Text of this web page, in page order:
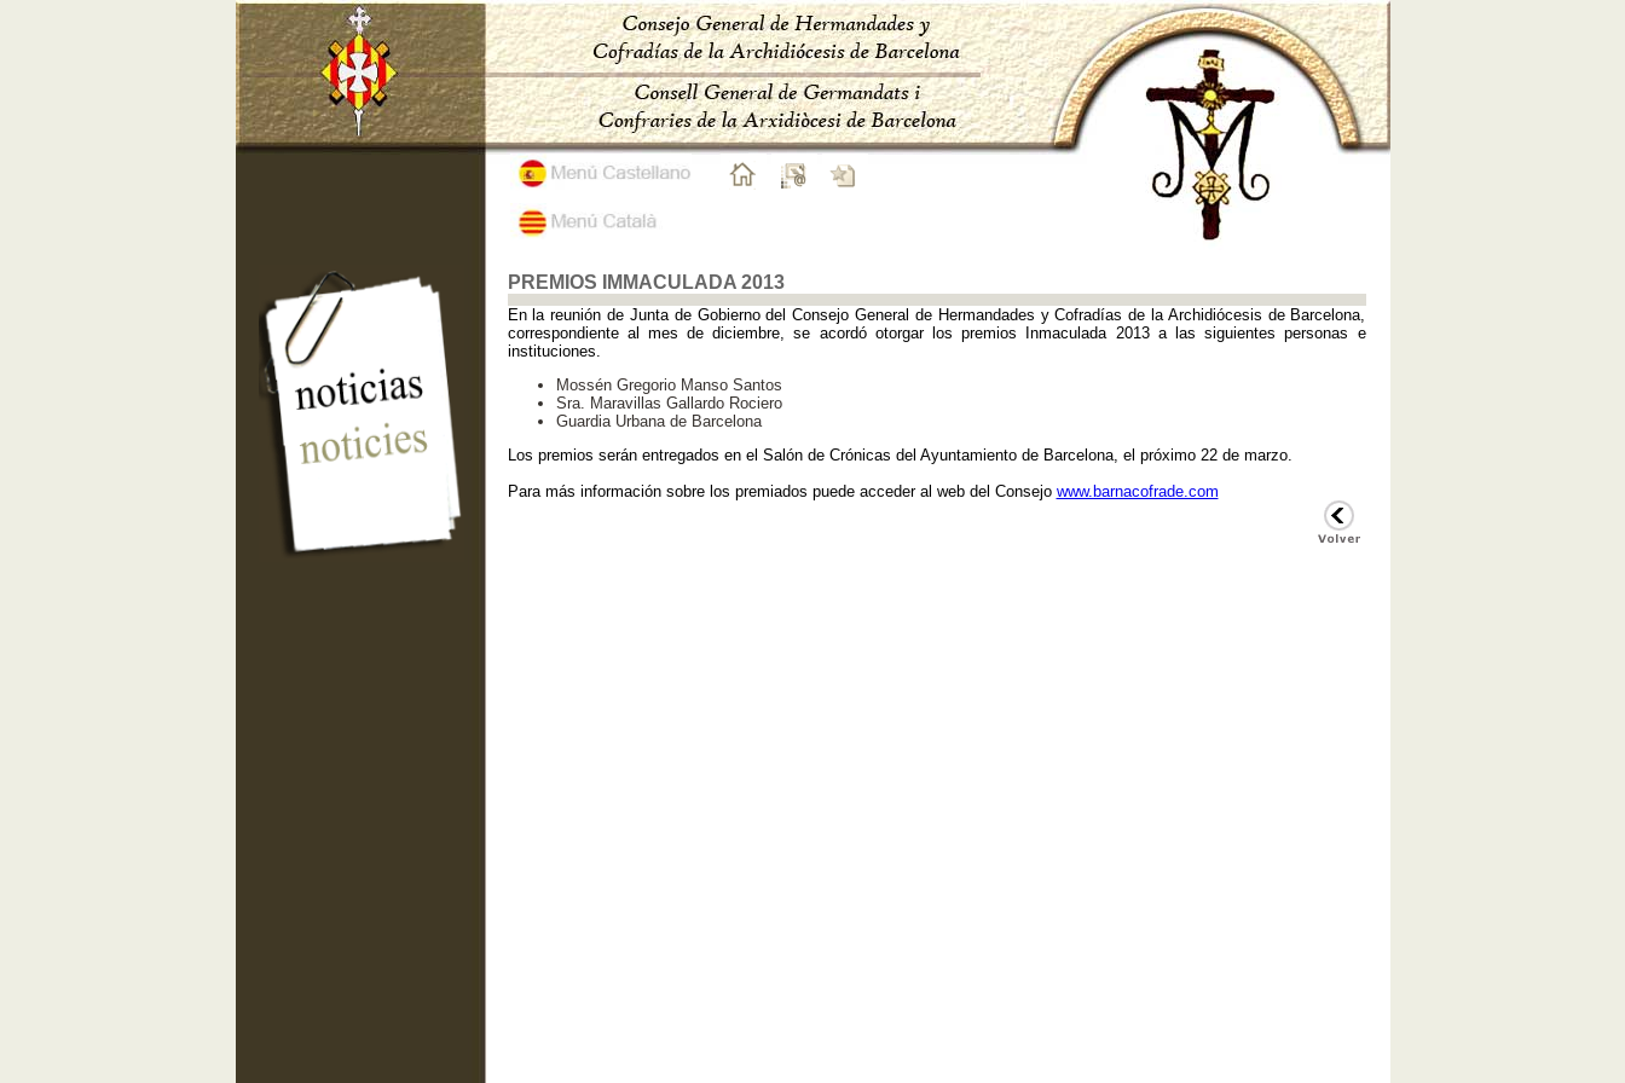
PREMIOS IMMACULADA 2013
En la reunión de Junta de Gobierno del Consejo General de Hermandades y Cofradías de la Archidiócesis de Barcelona,
correspondiente al mes de diciembre, se acordó otorgar los premios Inmaculada 2013 a las siguientes personas e
instituciones.
Mossén Gregorio Manso Santos
Sra. Maravillas Gallardo Rociero
Guardia Urbana de Barcelona
Los premios serán entregados en el Salón de Crónicas del Ayuntamiento de Barcelona, el próximo 22 de marzo.
Para más información sobre los premiados puede acceder al web del Consejo www.barnacofrade.com